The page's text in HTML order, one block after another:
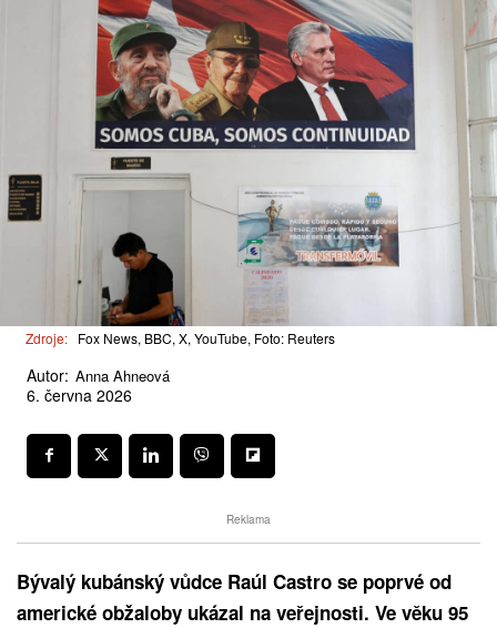
Zdroje: Fox News, BBC, X, YouTube, Foto: Reuters
Autor: Anna Ahneová
6. června 2026
Reklama
Bývalý kubánský vůdce Raúl Castro se poprvé od
americké obžaloby ukázal na veřejnosti. Ve věku 95